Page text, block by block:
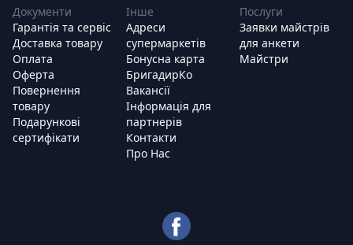
Документи
Гарантія та сервіс
Доставка товару
Оплата
Оферта
Повернення
товару
Подарункові
сертифікати
Інше
Адреси
супермаркетів
Бонусна карта
БригадирКо
Вакансії
Інформація для
партнерів
Контакти
Про Нас
Послуги
Заявки майстрів
для анкети
Майстри